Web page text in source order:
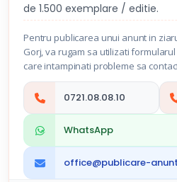
de 1.500 exemplare / editie.
Pentru publicarea unui anunt in
Gorj, va rugam sa utilizati
care intampinati probleme sa
0721.08.08.10
WhatsApp
office@publicare-